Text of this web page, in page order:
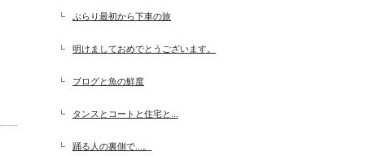
ぶらり最初から下車の旅
明けましておめでとうございます。
ブログと魚の鮮度
タンスとコートと住宅と...
踊る人の裏側で...。